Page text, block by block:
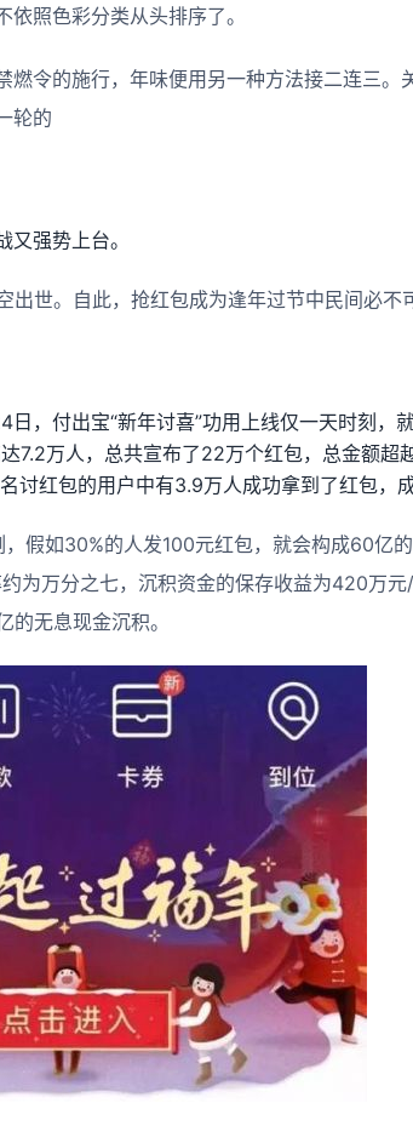
照色彩分类从头排序了。
燃令的施行，年味便用另一种方法接二连三。
轮的
强势上台。
出世。自此，抢红包成为逢年过节中民间必不
，付出宝“新年讨喜”功用上线仅一天时刻，
7.2万人，总共宣布了22万个红包，总金额
讨红包的用户中有3.9万人成功拿到了红包，
假如30%的人发100元红包，就会构成60亿
为万分之七，沉积资金的保存收益为420万
无息现金沉积。